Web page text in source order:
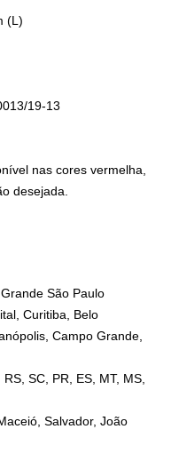
(L)
19-13
nas cores vermelha,
desejada.
São Paulo
Curitiba, Belo
Campo Grande,
SC, PR, ES, MT, MS,
Salvador, João